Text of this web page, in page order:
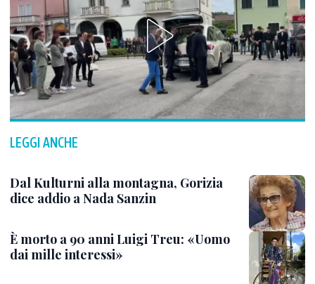
LEGGI ANCHE
Dal Kulturni alla montagna, Gorizia
dice addio a Nada Sanzin
È morto a 90 anni Luigi Treu: «Uomo
dai mille interessi»